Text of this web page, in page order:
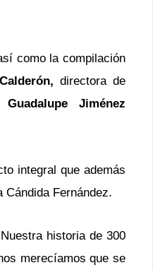
como la compilación
directora de
Jiménez
integral que además
Cándida Fernández.
historia de 300
merecíamos que se